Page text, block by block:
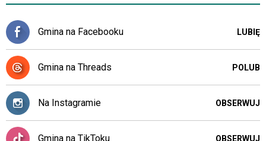
za
pomocą
klawiszy
strzałek
lub
odpowiadających
im
skrótów
klawiaturowych
w
Gmina na Facebooku LUBIĘ
Gmina na Threads POLUB
Na Instagramie OBSERWUJ
Gmina na TikToku OBSERWUJ